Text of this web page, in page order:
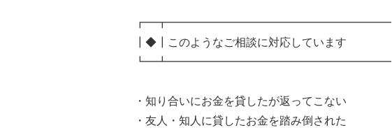
┏━┳━━━━━━━━━━━━━━━━━━━━
┃◆┃このようなご相談に対応しています
┗━┻━━━━━━━━━━━━━━━━━━━━
・知り合いにお金を貸したが返ってこない
・友人・知人に貸したお金を踏み倒された